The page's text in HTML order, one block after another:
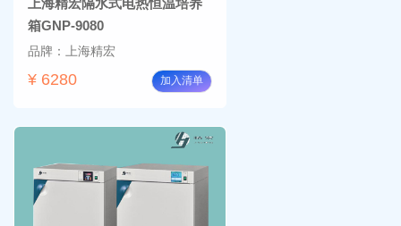
箱GNP-9080
品牌：上海精宏
¥ 6280 加入清单